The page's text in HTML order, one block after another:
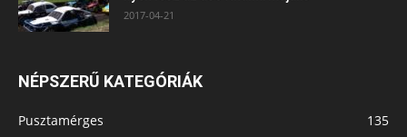
2017-04-21
NÉPSZERŰ KATEGÓRIÁK
Pusztamérges
135